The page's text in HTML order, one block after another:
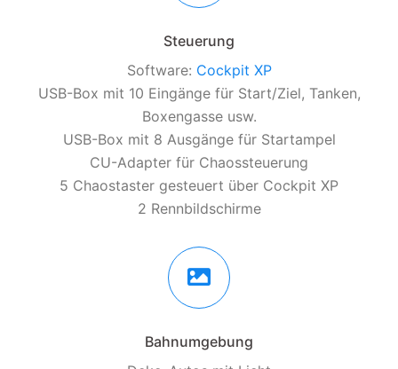
Steuerung
Software: Cockpit XP
USB-Box mit 10 Eingänge für Start/Ziel, Tanken,
Boxengasse usw.
USB-Box mit 8 Ausgänge für Startampel
CU-Adapter für Chaossteuerung
5 Chaostaster gesteuert über Cockpit XP
2 Rennbildschirme
Bahnumgebung